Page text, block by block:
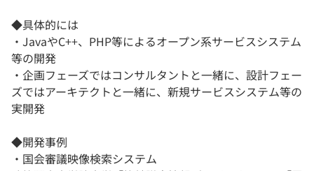
◆具体的には
・JavaやC++、PHP等によるオープン系サービスシステム
等の開発
・企画フェーズではコンサルタントと一緒に、設計フェー
ズではアーキテクトと一緒に、新規サービスシステム等の
実開発
◆開発事例
・国会審議映像検索システム